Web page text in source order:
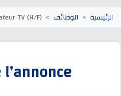
الوظائف TV (H/F)
l’annonce